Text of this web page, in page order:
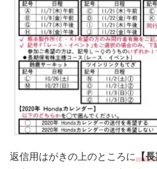
返信用はがきの上のところに【